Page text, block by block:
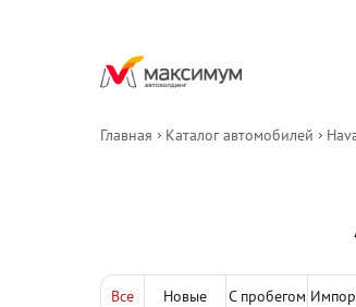
Главная Каталог автомобилей
Все Новые С пробегом